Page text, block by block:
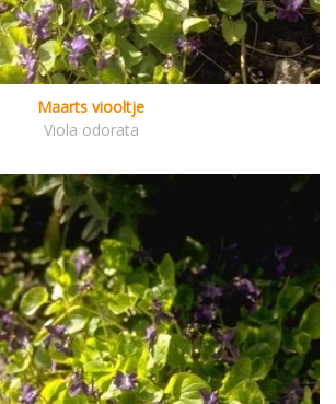
Maarts viooltje
Viola odorata